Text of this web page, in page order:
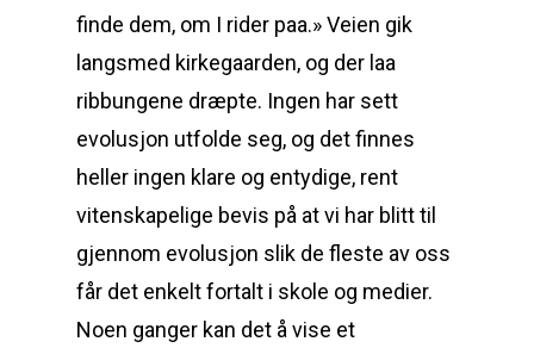
finde dem, om I rider paa.» Veien gik
langsmed kirkegaarden, og der laa
ribbungene dræpte. Ingen har sett
evolusjon utfolde seg, og det finnes
heller ingen klare og entydige, rent
vitenskapelige bevis på at vi har blitt til
gjennom evolusjon slik de fleste av oss
får det enkelt fortalt i skole og medier.
Noen ganger kan det å vise et